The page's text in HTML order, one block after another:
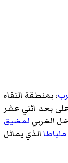
، بمنطقة التقاء
بعد اثني عشر
الغربي لمضيق
الذي يماثل